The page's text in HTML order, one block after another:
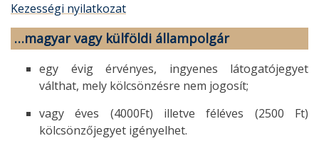
Kezességi nyilatkozat
…magyar vagy külföldi állampolgár
egy évig érvényes, ingyenes látogatójegyet
válthat, mely kölcsönzésre nem jogosít;
vagy éves (4000Ft) illetve féléves (2500 Ft)
kölcsönzőjegyet igényelhet.